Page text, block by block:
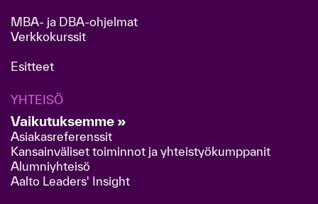
MBA- ja DBA-ohjelmat
Verkkokurssit
Esitteet
YHTEISÖ
Vaikutuksemme »
Asiakasreferenssit
Kansainväliset toiminnot ja yhteistyökumppanit
Alumniyhteisö
Aalto Leaders' Insight